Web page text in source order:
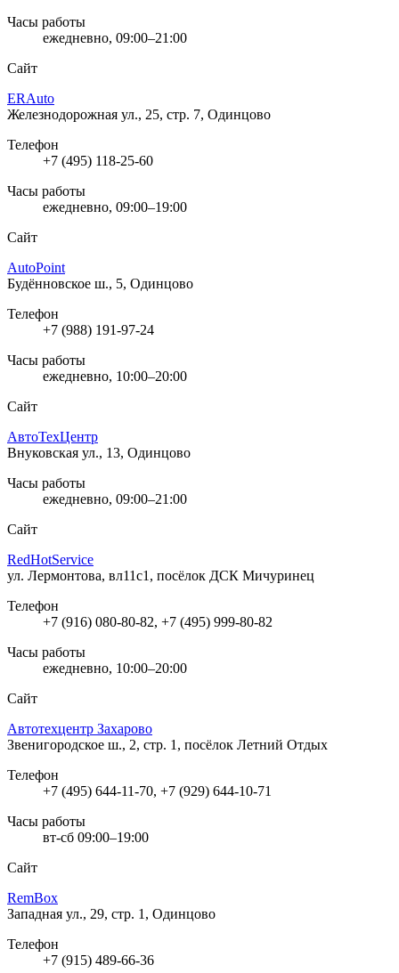
Часы работы
ежедневно, 09:00–21:00
Сайт
ERAuto
Железнодорожная ул., 25, стр. 7, Одинцово
Телефон
+7 (495) 118-25-60
Часы работы
ежедневно, 09:00–19:00
Сайт
AutoPoint
Будённовское ш., 5, Одинцово
Телефон
+7 (988) 191-97-24
Часы работы
ежедневно, 10:00–20:00
Сайт
АвтоТехЦентр
Внуковская ул., 13, Одинцово
Часы работы
ежедневно, 09:00–21:00
Сайт
RedHotService
ул. Лермонтова, вл11с1, посёлок ДСК Мичуринец
Телефон
+7 (916) 080-80-82, +7 (495) 999-80-82
Часы работы
ежедневно, 10:00–20:00
Сайт
Автотехцентр Захарово
Звенигородское ш., 2, стр. 1, посёлок Летний Отдых
Телефон
+7 (495) 644-11-70, +7 (929) 644-10-71
Часы работы
вт-сб 09:00–19:00
Сайт
RemBox
Западная ул., 29, стр. 1, Одинцово
Телефон
+7 (915) 489-66-36